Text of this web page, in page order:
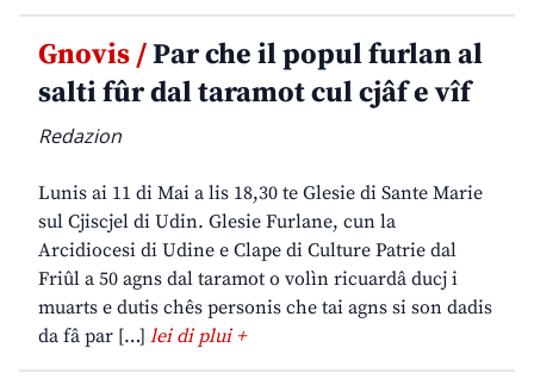
Gnovis /Par che il popul furlan al
salti fûr dal taramot cul cjâf e vîf
Redazion
Lunis ai 11 di Mai a lis 18,30 te Glesie di Sante Marie
sul Cjiscjel di Udin. Glesie Furlane, cun la
Arcidiocesi di Udine e Clape di Culture Patrie dal
Friûl a 50 agns dal taramot o volìn ricuardâ ducj i
muarts e dutis chês personis che tai agns si son dadis
da fâ par […] lei di plui +